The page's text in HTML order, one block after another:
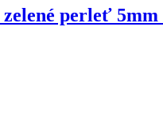
perleť 5mm